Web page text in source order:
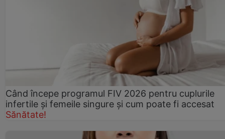
Când începe programul FIV 2026 pentru cuplurile
infertile şi femeile singure şi cum poate fi accesat
Sănătate!